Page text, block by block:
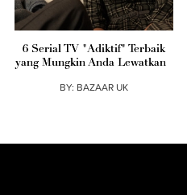
6 Serial TV "Adiktif" Terbaik
yang Mungkin Anda Lewatkan
BY: BAZAAR UK